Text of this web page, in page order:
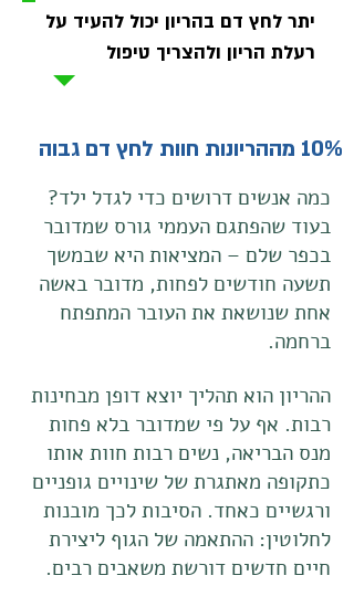
יתר לחץ דם בהריון יכול להעיד על
רעלת הריון ולהצריך טיפול
10% מההריונות חוות לחץ דם גבוה
כמה אנשים דרושים כדי לגדל ילד?
בעוד שהפתגם העממי גורס שמדובר
בכפר שלם – המציאות היא שבמשך
תשעה חודשים לפחות, מדובר באשה
אחת שנושאת את העובר המתפתח
ברחמה.
ההריון הוא תהליך יוצא דופן מבחינות
רבות. אף על פי שמדובר בלא פחות
מנס הבריאה, נשים רבות חוות אותו
כתקופה מאתגרת של שינויים גופניים
ורגשיים כאחד. הסיבות לכך מובנות
לחלוטין: ההתאמה של הגוף ליצירת
חיים חדשים דורשת משאבים רבים.